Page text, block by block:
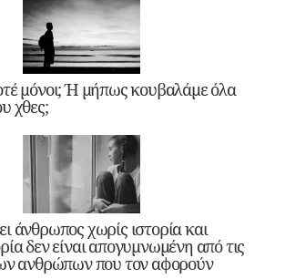
μόνοι; Ή μήπως κουβαλάμε όλα
χθες;
άνθρωπος χωρίς ιστορία και
δεν είναι απογυμνωμένη από τις
ανθρώπων που τον αφορούν